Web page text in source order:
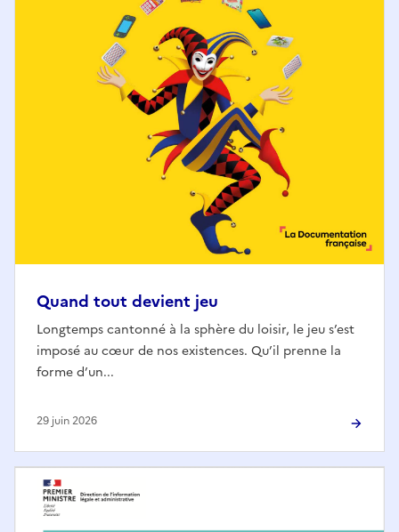
Quand tout devient jeu
Longtemps cantonné à la sphère du loisir, le jeu s’est
imposé au cœur de nos existences. Qu’il prenne la
forme d’un...
29 juin 2026